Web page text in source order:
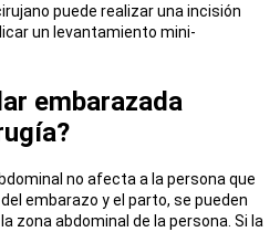
puede realizar una incisión
un levantamiento mini-
embarazada
no afecta a la persona que
embarazo y el parto, se pueden
zona abdominal de la persona. Si la